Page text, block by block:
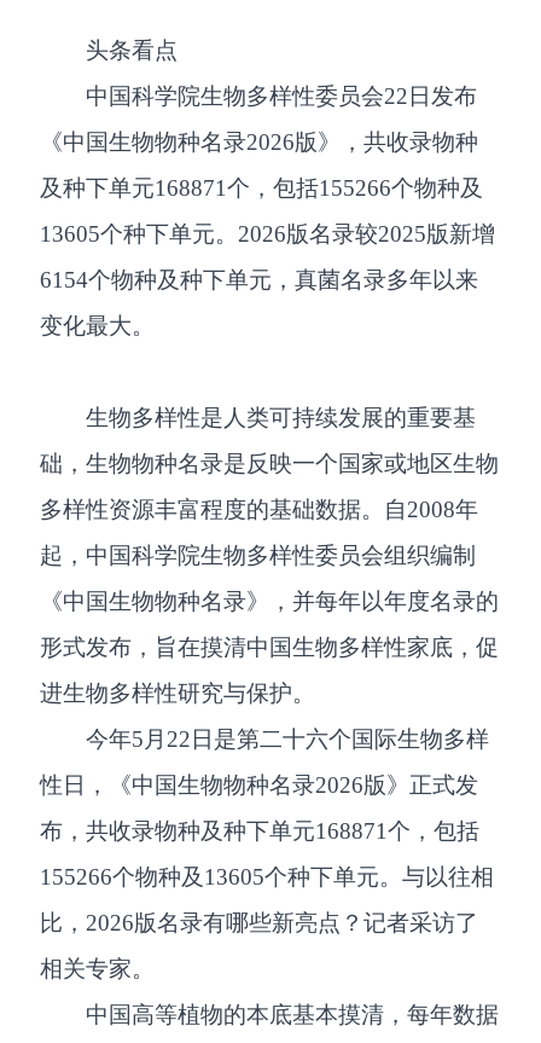
头条看点
中国科学院生物多样性委员会22日发布
《中国生物物种名录2026版》，共收录物种
及种下单元168871个，包括155266个物种及
13605个种下单元。2026版名录较2025版新增
6154个物种及种下单元，真菌名录多年以来
变化最大。
生物多样性是人类可持续发展的重要基
础，生物物种名录是反映一个国家或地区生物
多样性资源丰富程度的基础数据。自2008年
起，中国科学院生物多样性委员会组织编制
《中国生物物种名录》，并每年以年度名录的
形式发布，旨在摸清中国生物多样性家底，促
进生物多样性研究与保护。
今年5月22日是第二十六个国际生物多样
性日，《中国生物物种名录2026版》正式发
布，共收录物种及种下单元168871个，包括
155266个物种及13605个种下单元。与以往相
比，2026版名录有哪些新亮点？记者采访了
相关专家。
中国高等植物的本底基本摸清，每年数据